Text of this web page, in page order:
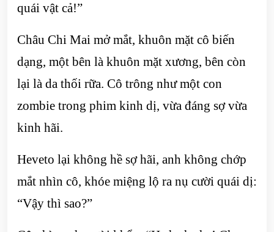
quái vật cả!”
Châu Chi Mai mở mắt, khuôn mặt cô biến
dạng, một bên là khuôn mặt xương, bên còn
lại là da thối rữa. Cô trông như một con
zombie trong phim kinh dị, vừa đáng sợ vừa
kinh hãi.
Heveto lại không hề sợ hãi, anh không chớp
mắt nhìn cô, khóe miệng lộ ra nụ cười quái dị:
“Vậy thì sao?”